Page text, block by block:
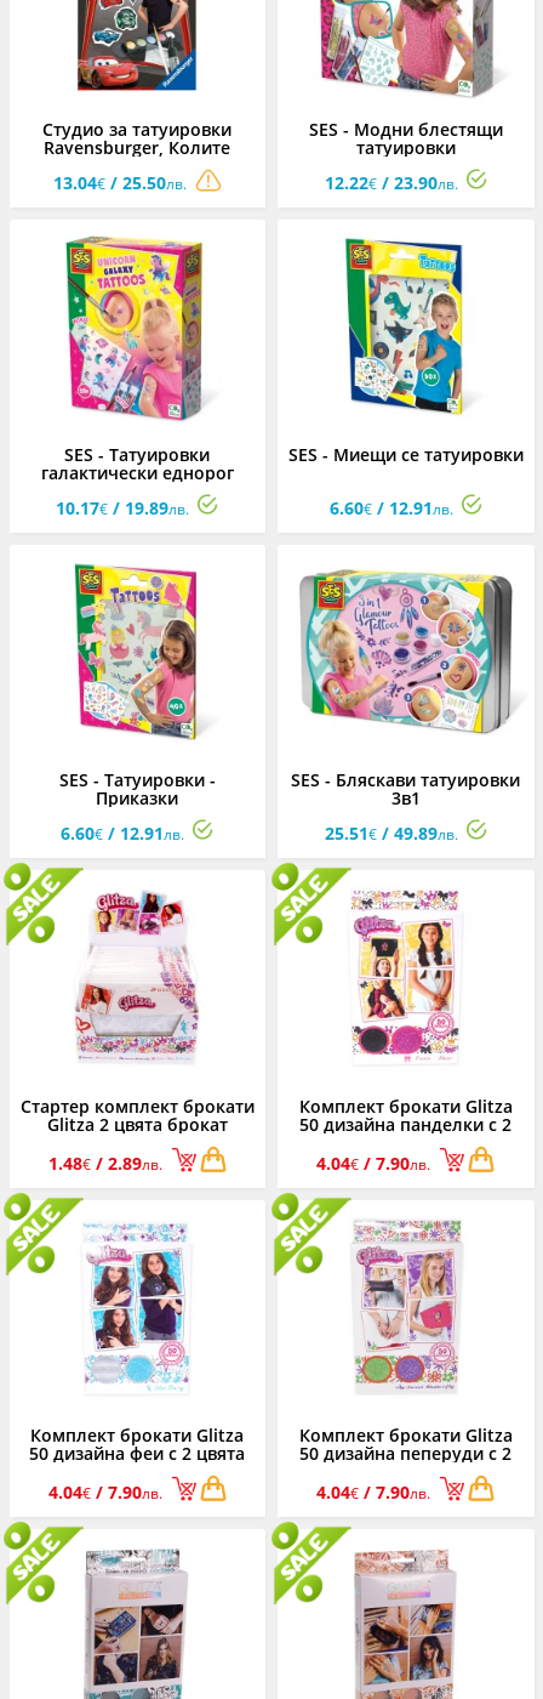
Студио за татуировки
Ravensburger, Колите
13.04€/ 25.50лв.
SES - Модни блестящи
татуировки
12.22€/ 23.90лв.
SES - Татуировки
галактически еднорог
10.17€ / 19.89лв.
SES - Миещи се татуировки
6.60€/ 12.91лв.
SES - Татуировки -
Приказки
6.60€ / 12.91лв.
SES - Бляскави татуировки
3в1
25.51€/ 49.89лв.
Стартер комплект брокати
Glitza 2 цвята брокат
1.48€/ 2.89лв.
Комплект брокати Glitza
50 дизайна панделки с 2
4.04€ / 7.90лв.
Комплект брокати Glitza
50 дизайна феи с 2 цвята
4.04€/ 7.90лв.
Комплект брокати Glitza
50 дизайна пеперуди с 2
4.04€ / 7.90лв.